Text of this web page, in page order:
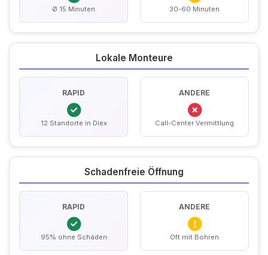
Ø 15 Minuten 30-60 Minuten
Lokale Monteure
RAPID
12 Standorte in Diex
ANDERE
Call-Center Vermittlung
Schadenfreie Öffnung
RAPID
95% ohne Schäden
ANDERE
Oft mit Bohren